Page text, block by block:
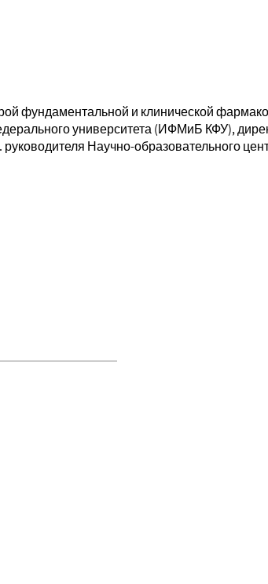
фундаментальной и клинической
университета (ИФМиБ КФУ),
Научно-образовательного